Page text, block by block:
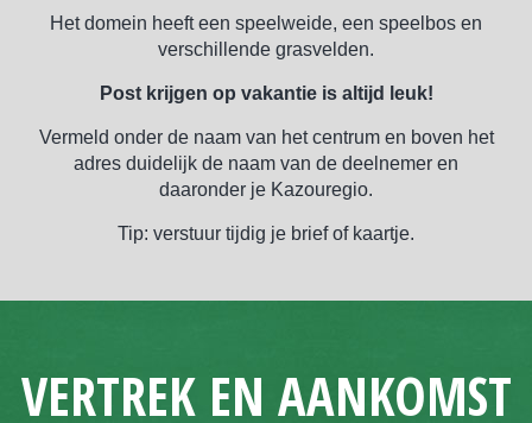
Het domein heeft een speelweide, een speelbos en
verschillende grasvelden.
Post krijgen op vakantie is altijd leuk!
Vermeld onder de naam van het centrum en boven het
adres duidelijk de naam van de deelnemer en
daaronder je Kazouregio.
Tip: verstuur tijdig je brief of kaartje.
VERTREK EN AANKOMST